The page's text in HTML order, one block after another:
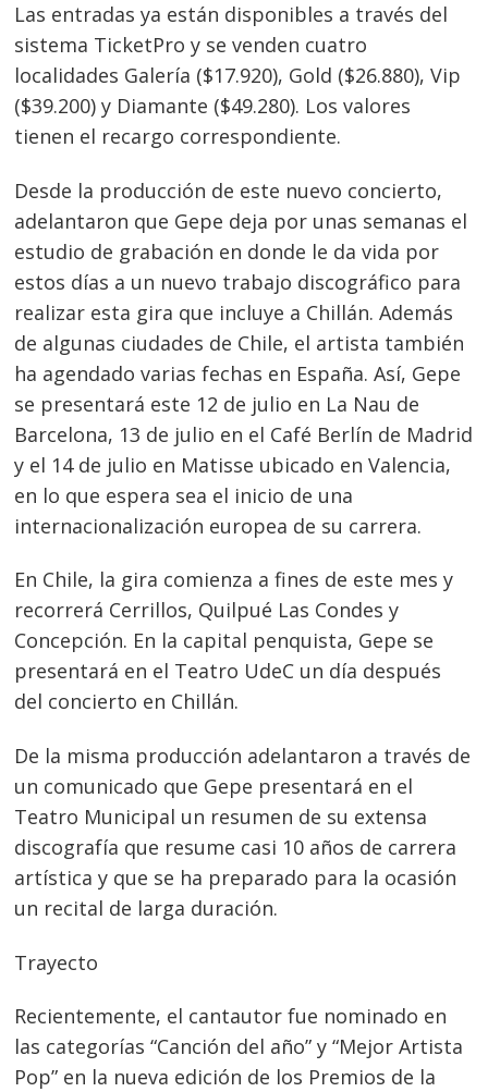
Las entradas ya están disponibles a través del
sistema TicketPro y se venden cuatro
localidades Galería ($17.920), Gold ($26.880), Vip
($39.200) y Diamante ($49.280). Los valores
tienen el recargo correspondiente.
Desde la producción de este nuevo concierto,
adelantaron que Gepe deja por unas semanas el
estudio de grabación en donde le da vida por
estos días a un nuevo trabajo discográfico para
realizar esta gira que incluye a Chillán. Además
de algunas ciudades de Chile, el artista también
ha agendado varias fechas en España. Así, Gepe
se presentará este 12 de julio en La Nau de
Barcelona, 13 de julio en el Café Berlín de Madrid
y el 14 de julio en Matisse ubicado en Valencia,
en lo que espera sea el inicio de una
internacionalización europea de su carrera.
En Chile, la gira comienza a fines de este mes y
recorrerá Cerrillos, Quilpué Las Condes y
Concepción. En la capital penquista, Gepe se
presentará en el Teatro UdeC un día después
del concierto en Chillán.
De la misma producción adelantaron a través de
un comunicado que Gepe presentará en el
Teatro Municipal un resumen de su extensa
discografía que resume casi 10 años de carrera
artística y que se ha preparado para la ocasión
un recital de larga duración.
Trayecto
Recientemente, el cantautor fue nominado en
las categorías “Canción del año” y “Mejor Artista
Pop” en la nueva edición de los Premios de la
de
entradas